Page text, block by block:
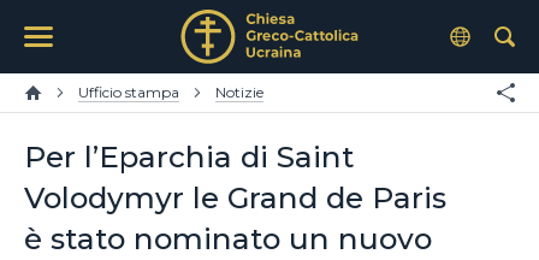
Ufficio stampa Notizie
Per l’Eparchia di Saint
Volodymyr le Grand de Paris
è stato nominato un nuovo